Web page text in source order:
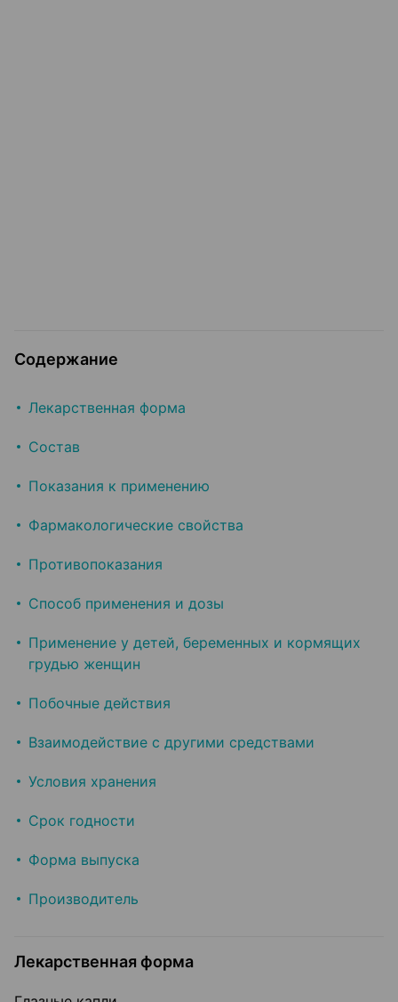
Содержание
Лекарственная форма
Состав
Показания к применению
Фармакологические свойства
Противопоказания
Способ применения и дозы
Применение у детей, беременных и кормящих
грудью женщин
Побочные действия
Взаимодействие с другими средствами
Условия хранения
Срок годности
Форма выпуска
Производитель
Лекарственная форма